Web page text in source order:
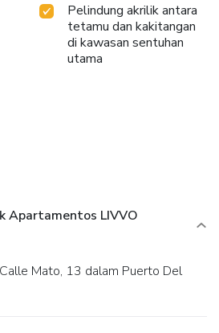
Pelindung akrilik antara
tetamu dan kakitangan
di kawasan sentuhan
utama
Apartamentos LIVVO